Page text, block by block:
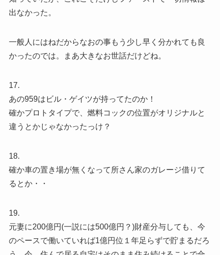
出なかった。
一般人にはねだからなおの事もう少し早く分かれても良
かったのでは。まあ大きなお世話だけどね。
17.
あの959はビル・ゲイツが持ってたのか！
確かプロトタイプで、燃料コックの位置がオリジナルと
違うとかじゃなかったっけ？
18.
確か車の置き場が無くなって所さん家のガレージ借りて
るとか・・
19.
元妻に200億円(一説には500億円？)財産分与しても、今
のペースで働いていれば1億円位１年足らずで貯まるだろ